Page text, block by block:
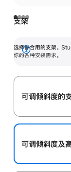
支架
选择你合用的支架。
你的各种安装需求。
展
可调倾斜度的
可调倾斜度及